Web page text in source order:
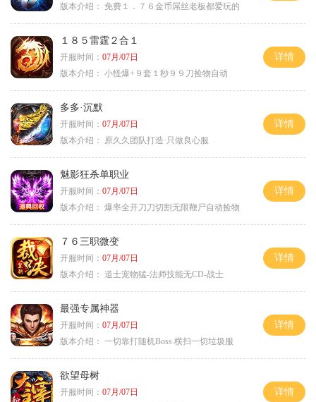
版本介绍： 免费１．７６金币屌丝老板都爱玩的
１８５雷霆２合１
开服时间： 07月/07日
版本介绍： 小怪爆+９套１秒９９刀捡物自动
详情
多多·沉默
开服时间： 07月/07日
版本介绍：
原久久团队打造·只做良心服
详情
魅影狂杀单职业
开服时间： 07月/07日
版本介绍： 爆率全开刀刀切割无限鞭尸自动捡物
详情
７６三职微变
开服时间： 07月/07日
版本介绍： 道士宠物猛-法师技能无CD-战士
详情
最强专属神器
开服时间： 07月/07日
版本介绍： 一切靠打随机Boss.横扫一切垃圾服
详情
欲望母树
开服时间： 07月/07日
详情